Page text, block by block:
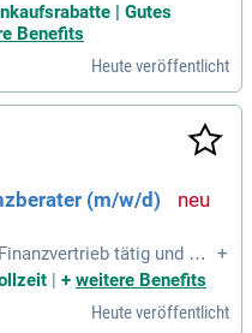
Als Teil
GmbH erhältst
von 500 € brutto.
Umfeld und profitierst von
Zudem er
Unternehmenskultur
Teil unseres erfolgreich
2026 durch!
| Gutes
Benefits
Heute veröffentlicht
(m/w/d)
tätig und wol
Die CFS GmbH biet
auf Kapitalanlagen in I
+
+ weitere Benefits
Heute veröffentlicht